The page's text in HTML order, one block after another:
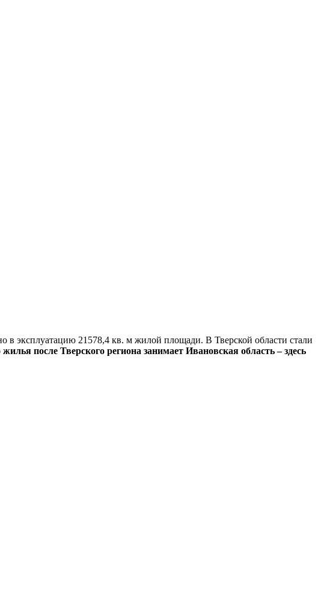
в эксплуатацию 21578,4 кв. м жилой площади. В Тверской области стали
после Тверского региона занимает Ивановская область – здесь